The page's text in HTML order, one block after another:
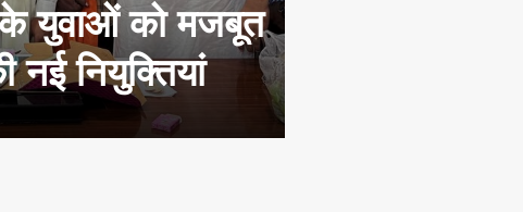
के युवाओं को मजबूत
नियुक्तियां